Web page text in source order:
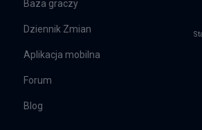
Baza graczy
Dziennik Zmian
Aplikacja mobilna
Forum
Blog